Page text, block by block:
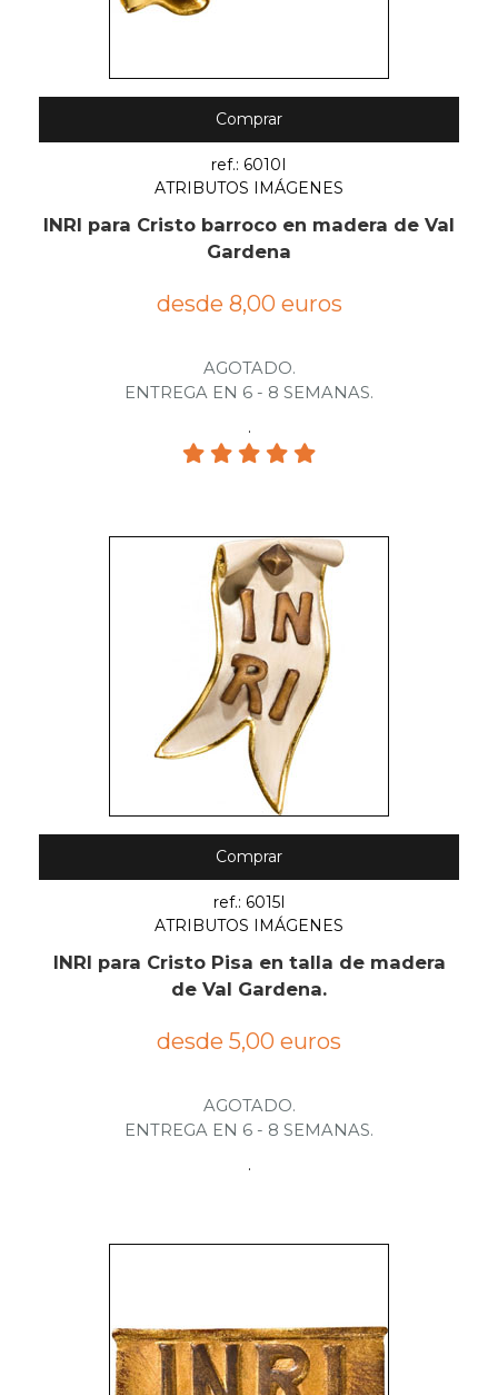
Comprar
ref.: 6010I
ATRIBUTOS IMÁGENES
INRI para Cristo barroco en madera de Val
Gardena
desde 8,00 euros
AGOTADO.
ENTREGA EN 6 - 8 SEMANAS.
.
Comprar
ref.: 6015I
ATRIBUTOS IMÁGENES
INRI para Cristo Pisa en talla de madera
de Val Gardena.
desde 5,00 euros
AGOTADO.
ENTREGA EN 6 - 8 SEMANAS.
.